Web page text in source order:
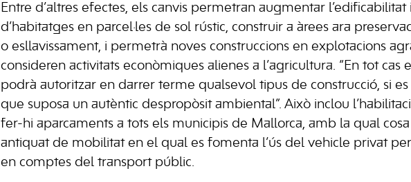
Entre d’altres efectes, els canvis permetran augmentar
d’habitatges en parcel·les de sol rústic, construir a àrees ara
o esllavissament, i permetrà noves construccions en explotacions
consideren activitats econòmiques alienes a l’agricultura. “En tot cas
podrà autoritzar en darrer terme qualsevol tipus de construcció, si es
que suposa un autèntic despropòsit ambiental”. Això inclou
fer-hi aparcaments a tots els municipis de Mallorca, amb la qual
antiquat de mobilitat en el qual es fomenta l’ús del vehicle privat
en comptes del transport públic.